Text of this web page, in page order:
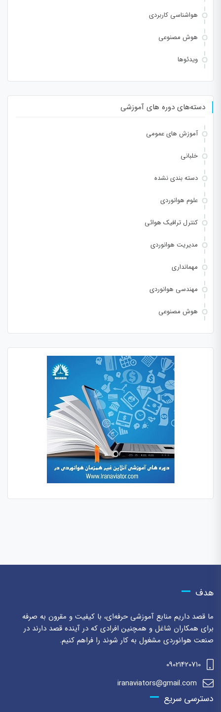
هواشناسی کاربردی
هوش مصنوعی
ویدئوها
دسته‌های دوره های آموزشی
آموزش های عمومی
خلبانی
دسته بندی نشده
علوم هوانوردی
کنترل ترافیک هوائی
مدیریت هوانوردی
مهمانداری
مهندسی هوانوردی
هوش مصنوعی
هدف
ما قصد داریم منابع آموزشی حرفه‌ای، با کیفیت و مقرون به صرفه
برای همکاران شاغل و همچنین افرادی که در آینده قصد دارند در
صنعت هوانوردی مشغول به کار شوند را فراهم کنیم.
09021420710
iranaviators@gmail.com
دسترسی سریع